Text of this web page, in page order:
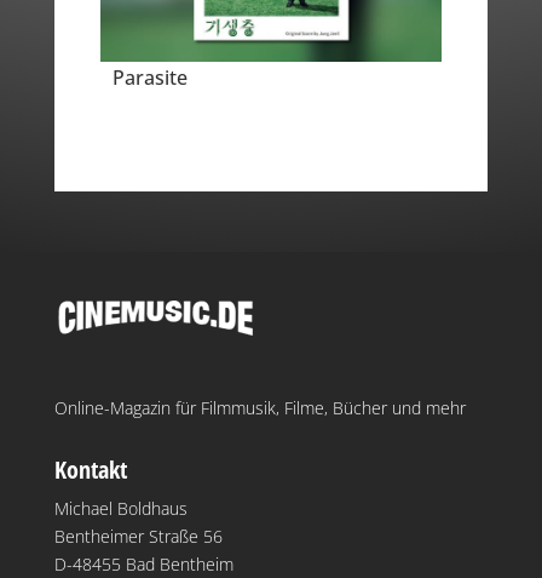
Parasite
Online-Magazin für Filmmusik, Filme, Bücher und mehr
Kontakt
Michael Boldhaus
Bentheimer Straße 56
D-48455 Bad Bentheim